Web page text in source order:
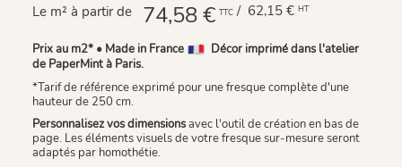
74,58 € TTC / 62,15 € HT
Prix au m2* • Made in France
Décor imprimé dans l'atelier
de PaperMint à Paris.
*Tarif de référence exprimé pour une fresque complète d'une
hauteur de 250 cm.
Personnalisez vos dimensionsavec l'outil de création en bas de
page. Les éléments visuels de votre fresque sur-mesure seront
adaptés par homothétie.